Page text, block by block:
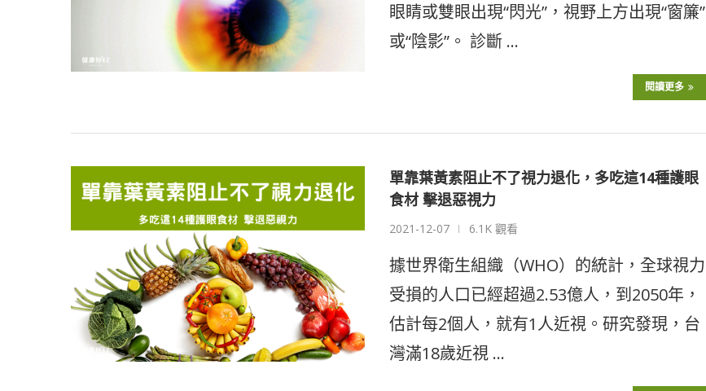
眼睛或雙眼出現“閃光”，視野上方出現“窗簾”
或“陰影”。 診斷 …
閱讀更多
單靠葉黃素阻止不了視力退化，多吃這14種護眼
食材 擊退惡視力
2021-12-07 6.1K 觀看
據世界衛生組織（WHO）的統計，全球視力
受損的人口已經超過2.53億人，到2050年，
估計每2個人，就有1人近視。研究發現，台
灣滿18歲近視 …